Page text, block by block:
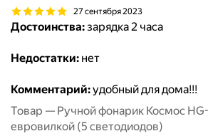
27 сентября 2023
Достоинства:зарядка 2 часа
Недостатки: нет
Комментарий:удобный для дома!!!
Товар — Ручной фонарик Космос
евровилкой (5 светодиодов)